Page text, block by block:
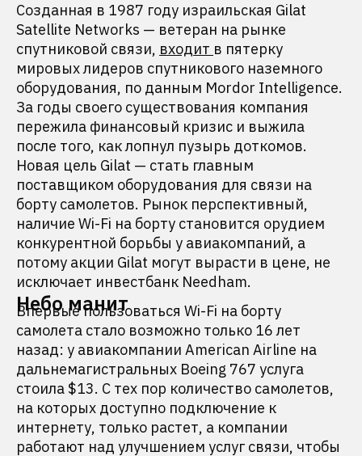
Созданная в 1987 году израильская Gilat
Satellite Networks — ветеран на рынке
спутниковой связи, входит в пятерку
мировых лидеров спутникового наземного
оборудования, по данным Mordor Intelligence.
За годы своего существования компания
пережила финансовый кризис и выжила
после того, как лопнул пузырь доткомов.
Новая цель Gilat — стать главным
поставщиком оборудования для связи на
борту самолетов. Рынок перспективный,
наличие Wi-Fi на борту становится орудием
конкурентной борьбы у авиакомпаний, а
потому акции Gilat могут вырасти в цене, не
исключает инвестбанк Needham.
Небо манит
Впервые пользоваться Wi-Fi на борту
самолета стало возможно только 16 лет
назад: у авиакомпании American Airline на
дальнемагистральных Boeing 767 услуга
стоила $13. С тех пор количество самолетов,
на которых доступно подключение к
интернету, только растет, а компании
работают над улучшением услуг связи, чтобы